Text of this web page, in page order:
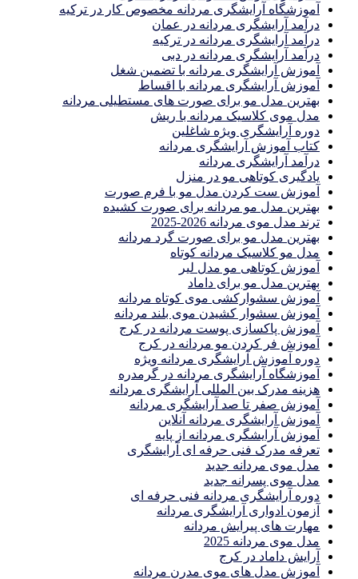
آموزشگاه آرایشگری مردانه مخصوص کار در ترکیه
درآمد آرایشگری مردانه در عمان
درآمد آرایشگری مردانه در ترکیه
درآمد آرایشگری مردانه در دبی
آموزش آرایشگری مردانه با تضمین شغل
آموزش آرایشگری مردانه با اقساط
بهترین مدل مو برای صورت های مستطیلی مردانه
مدل موی کلاسیک مردانه با ریش
دوره آرایشگری ویژه شاغلین
کتاب آموزش آرایشگری مردانه
درآمد آرایشگری مردانه
یادگیری كوتاهى مو در منزل
آموزش ست كردن مدل مو با فرم صورت
بهترین مدل مو مردانه برای صورت کشیده
ترند مدل موی مردانه 2026-2025
بهترين مدل مو براى صورت گرد مردانه
مدل مو کلاسیک مردانه کوتاه
آموزش کوتاهی مو مدل لیر
بهترین مدل مو برای داماد
آموزش سشوارکشی موی کوتاه مردانه
آموزش سشوار کشیدن موی بلند مردانه
آموزش پاکسازی پوست مردانه در کرج
آموزش فر کردن مو مردانه در کرج
دوره آموزش آرایشگری مردانه ویژه
آموزشگاه آرایشگری مردانه در گرمدره
هزینه مدرک بین المللی آرایشگری مردانه
آموزش صفر تا صد آرایشگری مردانه
آموزش آرایشگری مردانه آنلاین
آموزش آرایشگری مردانه از پایه
تعرفه مدرک فنی حرفه ای آرایشگری
مدل موی مردانه جدید
مدل موی پسرانه جدید
دوره آرایشگری مردانه فنی حرفه ای
آزمون ادواری آرایشگری مردانه
مهارت های پیرایش مردانه
مدل موی مردانه 2025
آرایش داماد در کرج
آموزش مدل های موی مدرن مردانه